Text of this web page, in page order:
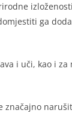
ga
i uči, kao i